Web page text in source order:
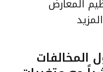
المعارض
المخالفات